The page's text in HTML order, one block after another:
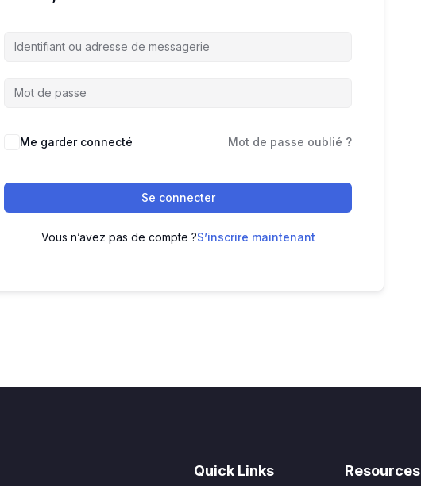
Me garder connecté Mot de passe oublié ?
Se connecter
Vous n’avez pas de compte ?S’inscrire maintenant
Quick Links Resources